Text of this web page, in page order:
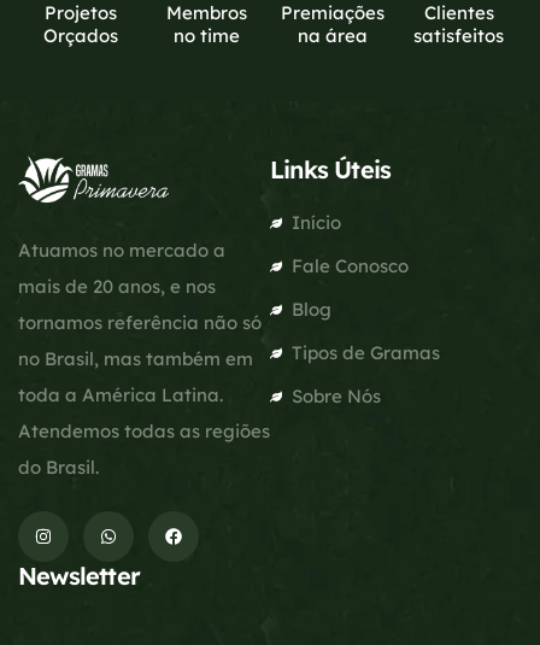
Projetos
Orçados
Membros
no time
Premiações
na área
Clientes
satisfeitos
Atuamos no mercado a
mais de 20 anos, e nos
tornamos referência não só
no Brasil, mas também em
toda a América Latina.
Atendemos todas as regiões
do Brasil.
Links Úteis
Início
Fale Conosco
Blog
Tipos de Gramas
Sobre Nós
Newsletter